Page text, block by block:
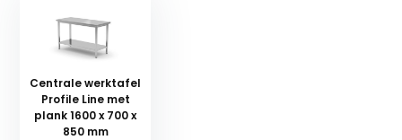
Centrale werktafel
Profile Line met
plank 1600 x 700 x
850 mm